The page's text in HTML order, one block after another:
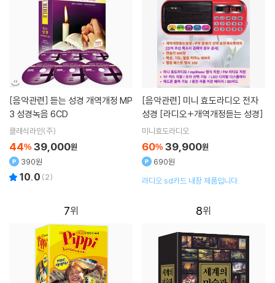
[음악관련]
3 성경녹음 6CD
클래식라인(주)
44% 39,000원
390원
10.0 (2)
[음악관련]
성경 [라디오+개역개정듣는 성경]
미니효도라디오
60% 39,900원
690원
라디오 sd카드 내장 제품입니다.
7 8